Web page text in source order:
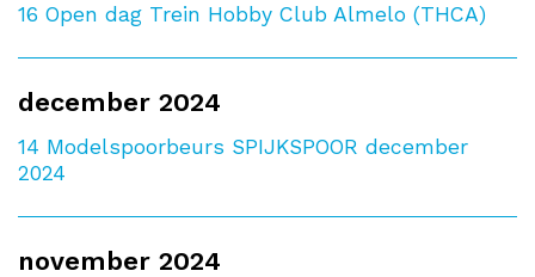
16 Open dag Trein Hobby Club Almelo (THCA)
december 2024
14 Modelspoorbeurs SPIJKSPOOR december
2024
november 2024